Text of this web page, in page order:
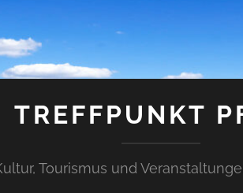
TREFFPUNKT
Tourismus und